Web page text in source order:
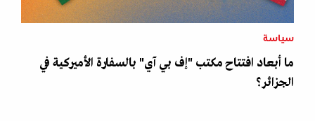
سياسة
ما أبعاد افتتاح مكتب "إف بي آي" بالسفارة الأميركية في
الجزائر؟